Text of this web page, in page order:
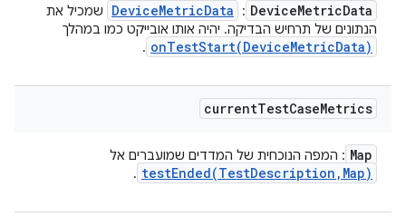
DeviceMetricData
:
DeviceMetricData
שמכיל את
הנתונים של תרחיש הבדיקה. יהיה אותו אובייקט כמו במהלך
onTestStart(DeviceMetricData)
.
currentTestCaseMetrics
Map : המפה הנוכחית של המדדים שמועברים אל
testEnded(TestDescription , Map)
.